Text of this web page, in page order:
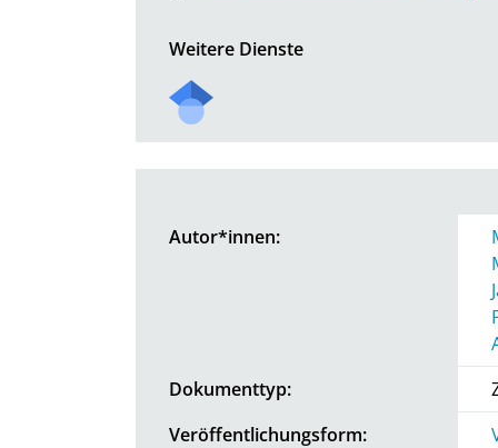
Weitere Dienste
Autor*innen:
Dokumenttyp:
Veröffentlichungsform: